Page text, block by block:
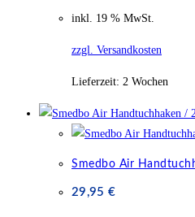
inkl. 19 % MwSt.
zzgl. Versandkosten
Lieferzeit: 2 Wochen
Smedbo Air
29,95 €